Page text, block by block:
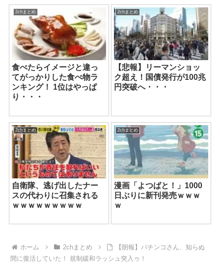
2chまとめ
食べたらイメージと違っ
てがっかりした食べ物ラ
ンキング！ 1位はやっぱ
り・・・
2chまとめ
【悲報】リーマンショッ
ク超え！国債発行が100兆
円突破へ・・・
2chまとめ
自衛隊、逃げ出したナー
スの代わりに召集される
ｗｗｗｗｗｗｗｗｗ
2chまとめ
漫画「よつばと！」1000
日ぶりに新刊発売ｗｗｗ
ｗ
ホーム 2chまとめ
【朗報】パチンコさん、知らぬ
間に復活していた！ 規制緩和ラッシュ突入ゥ！